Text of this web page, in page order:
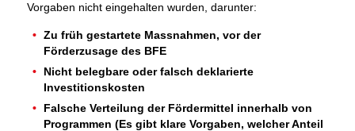
Vorgaben nicht eingehalten wurden, darunter:
Zu früh gestartete Massnahmen, vor der
Förderzusage des BFE
Nicht belegbare oder falsch deklarierte
Investitionskosten
Falsche Verteilung der Fördermittel innerhalb von
Programmen (Es gibt klare Vorgaben, welcher Anteil